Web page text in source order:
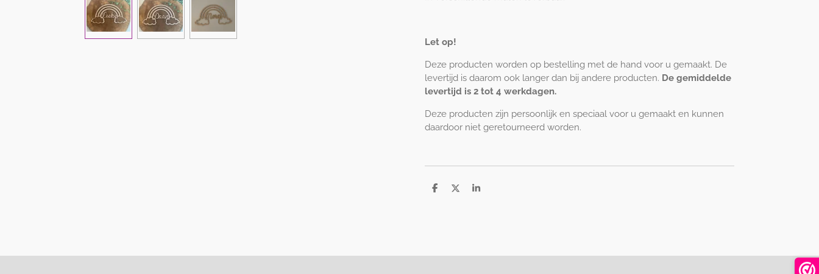
Let op!
Deze producten worden op bestelling met de hand voor u gemaakt. De
levertijd is daarom ook langer dan bij andere producten. De gemiddelde
levertijd is 2 tot 4 werkdagen.
Deze producten zijn persoonlijk en speciaal voor u gemaakt en kunnen
daardoor niet geretourneerd worden.
D
D
S